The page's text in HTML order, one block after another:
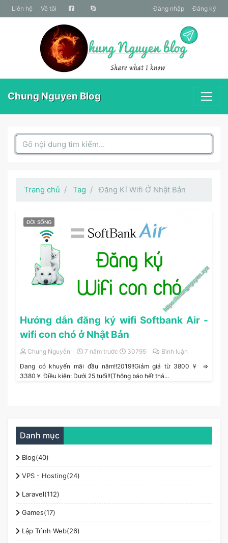
liên hệ Về tôi Đăng nhập Đăng ký
Chung Nguyen Blog
Search Box
Trang chủ Tag Đăng Kí Wifi Ở Nhật Bản
ĐỜI SỐNG
Hướng dẫn đăng ký wifi Softbank Air -
wifi con chó ở Nhật Bản
Chung Nguyễn 7 năm trước 30795
Bình luận
Đang có khuyến mãi đầu năm!!2019!!Giảm giá từ 3800￥ ⇒
3380￥ Điều kiện: Dưới 25 tuổi!!(Thông báo hết thá...
Danh mục
Blog(40)
VPS - Hosting(24)
Laravel(112)
Games(17)
Lập Trình Web(26)